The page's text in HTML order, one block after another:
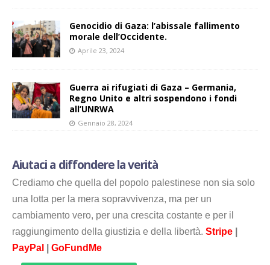
Genocidio di Gaza: l’abissale fallimento
morale dell’Occidente.
Aprile 23, 2024
Guerra ai rifugiati di Gaza – Germania,
Regno Unito e altri sospendono i fondi
all’UNRWA
Gennaio 28, 2024
Aiutaci a diffondere la verità
Crediamo che quella del popolo palestinese non sia solo
una lotta per la mera sopravvivenza, ma per un
cambiamento vero, per una crescita costante e per il
raggiungimento della giustizia e della libertà. Stripe
PayPal
GoFundMe